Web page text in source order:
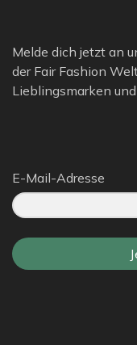
Melde dich jetzt an
der Fair Fashion
Lieblingsmarken
E-Mail-Adresse